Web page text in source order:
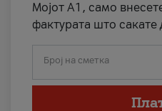
Мојот А1, само
фактурата што сакате
Број на сметка